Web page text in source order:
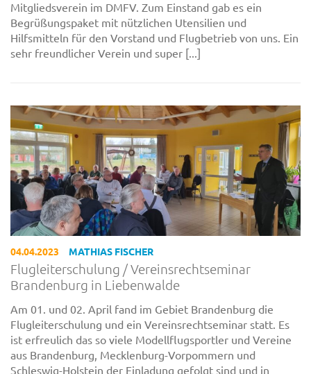
Mitgliedsverein im DMFV. Zum Einstand gab es ein
Begrüßungspaket mit nützlichen Utensilien und
Hilfsmitteln für den Vorstand und Flugbetrieb von uns. Ein
sehr freundlicher Verein und super [...]
04.04.2023 MATHIAS FISCHER
Flugleiterschulung / Vereinsrechtseminar
Brandenburg in Liebenwalde
Am 01. und 02. April fand im Gebiet Brandenburg die
Flugleiterschulung und ein Vereinsrechtseminar statt. Es
ist erfreulich das so viele Modellflugsportler und Vereine
aus Brandenburg, Mecklenburg-Vorpommern und
Schleswig-Holstein der Einladung gefolgt sind und in